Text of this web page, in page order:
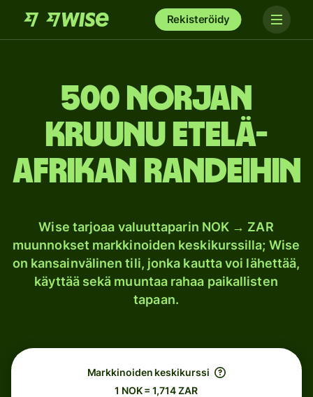
Rekisteröidy
500 Norjan
kruunu Etelä-
Afrikan randeihin
Wise tarjoaa valuuttaparin NOK → ZAR
muunnokset markkinoiden keskikurssilla; Wise
on kansainvälinen tili, jonka kautta voi lähettää,
käyttää sekä muuntaa rahaa paikallisten
tapaan.
Markkinoiden keskikurssi
1 NOK = 1,714 ZAR